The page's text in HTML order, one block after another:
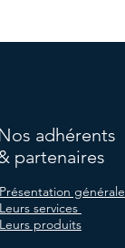
Nos adhérents
partenaires
Présentation générale
Leurs services
Leurs produits